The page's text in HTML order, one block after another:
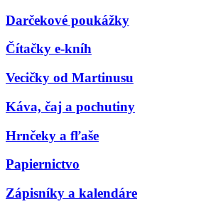
Darčekové poukážky
Čítačky e-kníh
Vecičky od Martinusu
Káva, čaj a pochutiny
Hrnčeky a fľaše
Papiernictvo
Zápisníky a kalendáre